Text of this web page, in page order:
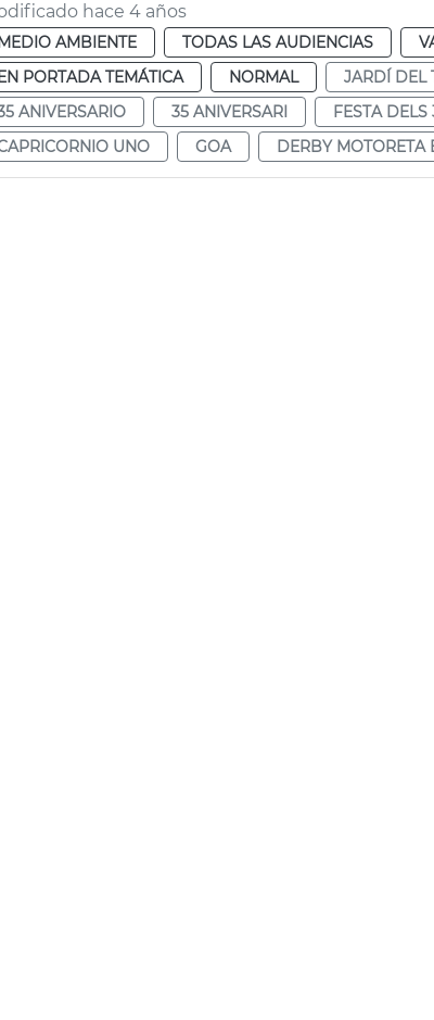
hace 4 años
AMBIENTE TODAS LAS AUDIENCIAS
PORTADA TEMÁTICA
NORMAL JARDÍ DEL
ANIVERSARIO
35 ANIVERSARI FESTA DELS
UNO
GOA DERBY